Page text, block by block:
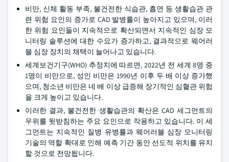
비만, 신체 활동 부족, 불건전한 식습관, 흡연 등 생활습관 관
련 위험 요인의 증가로 CAD 발병률이 높아지고 있으며, 이러
한 위험 요인들이 지속적으로 확산되면서 지속적인 심장 모
니터링 솔루션에 대한 수요가 증가하고, 결과적으로 웨어러
블 심장 장치의 채택이 늘어나고 있습니다.
세계보건기구(WHO) 추정치에 따르면, 2022년 전 세계 8명 중
1명이 비만으로, 성인 비만은 1990년 이후 두 배 이상 증가했
으며, 청소년 비만은 네 배 이상 급증해 장기적인 심혈관 위험
을 크게 높이고 있습니다.
이러한 결과, 불건전한 생활습관의 확산은 CAD 세그먼트의
우위를 뒷받침하는 주요 요인으로 작용하고 있습니다. 이 세
그먼트는 지속적인 질병 유병률과 웨어러블 심장 모니터링
기술의 역할 확대로 인해 예측 기간 동안 선도적 위치를 유지
할 것으로 전망됩니다.